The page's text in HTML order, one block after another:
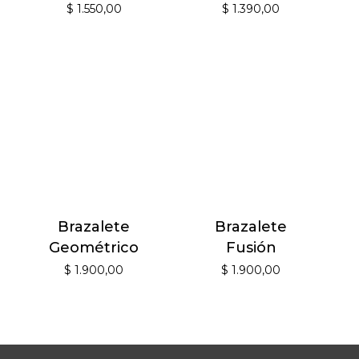
$ 1.550,00 $ 1.390,00
Brazalete
Geométrico
$ 1.900,00
Brazalete
Fusión
$ 1.900,00